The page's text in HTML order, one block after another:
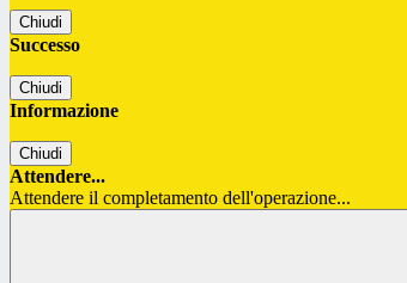
Chiudi
Successo
Chiudi
Informazione
Chiudi
Attendere...
Attendere il completamento dell'operazione...